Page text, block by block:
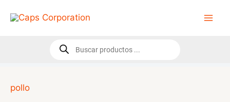
Búsqueda
de
pollo